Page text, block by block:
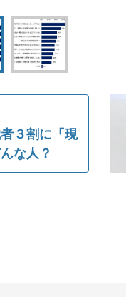
３割に「現
な人？